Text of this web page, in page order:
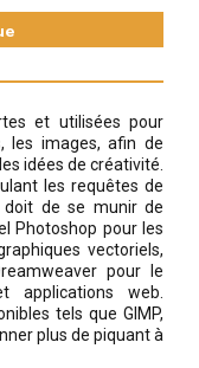
et utilisées pour
les images, afin de
idées de créativité.
les requêtes de
doit de se munir de
Photoshop pour les
vectoriels,
pour le
applications web.
tels que GIMP,
plus de piquant à